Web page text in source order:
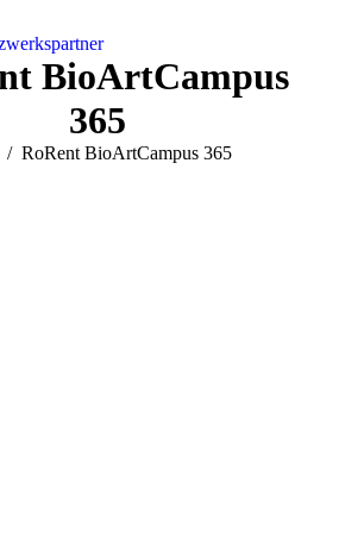
BioArtCampus
365
sich hier:
RoRent BioArtCampus 365